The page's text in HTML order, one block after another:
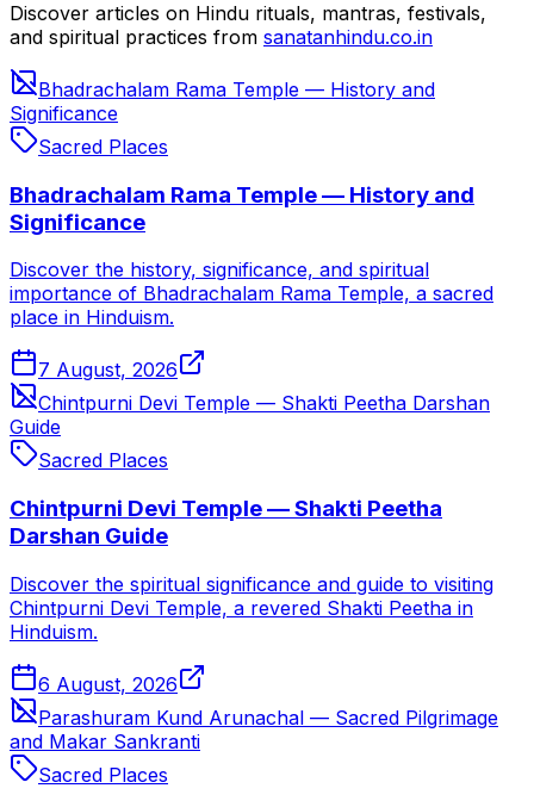
Discover articles on Hindu rituals, mantras, festivals,
and spiritual practices from sanatanhindu.co.in
Bhadrachalam Rama Temple — History and
Significance
Sacred Places
Bhadrachalam Rama Temple — History and
Significance
Discover the history, significance, and spiritual
importance of Bhadrachalam Rama Temple, a sacred
place in Hinduism.
7 August, 2026
Chintpurni Devi Temple — Shakti Peetha Darshan
Guide
Sacred Places
Chintpurni Devi Temple — Shakti Peetha
Darshan Guide
Discover the spiritual significance and guide to visiting
Chintpurni Devi Temple, a revered Shakti Peetha in
Hinduism.
6 August, 2026
Parashuram Kund Arunachal — Sacred Pilgrimage
and Makar Sankranti
Sacred Places